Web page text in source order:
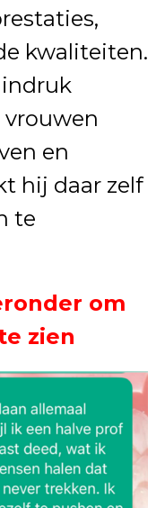
kwaliteiten.
en
hij daar zelf
te
om
zien